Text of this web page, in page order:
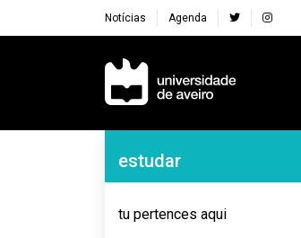
Notícias Agenda
Navegação Principal
Navegação Lateral
estudar
tu pertences aqui